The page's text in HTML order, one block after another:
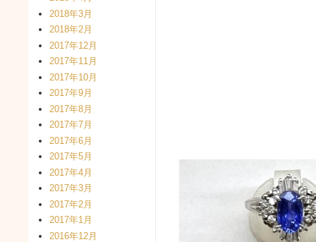
2018年3月
2018年2月
2017年12月
2017年11月
2017年10月
2017年9月
2017年8月
2017年7月
2017年6月
2017年5月
2017年4月
2017年3月
2017年2月
2017年1月
2016年12月